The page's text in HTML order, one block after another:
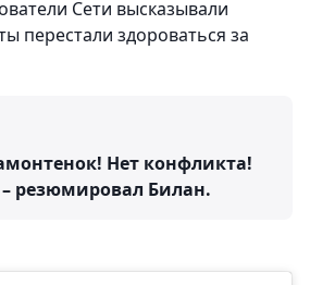
Сети высказывали
перестали здороваться за
Нет конфликта!
резюмировал Билан.